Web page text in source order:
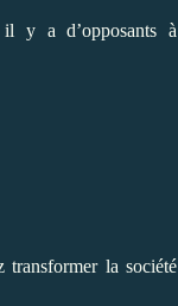
y a d’opposants à
transformer la société